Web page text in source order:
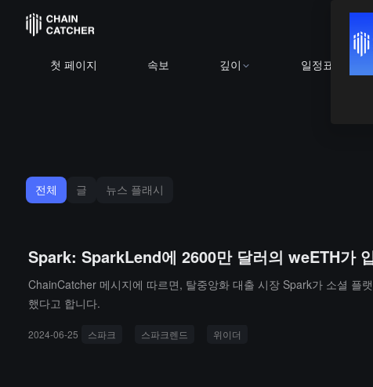
첫 페이지 속보 깊이 일정표
전체 글 뉴스 플래시
Spark: SparkLend에 2600만 달러의 weETH가
ChainCatcher 메시지에 따르면, 탈중앙화 대출 시장 Spark가 소셜 플
했다고 합니다.
2024-06-25 스파크 스파크렌드 위이더